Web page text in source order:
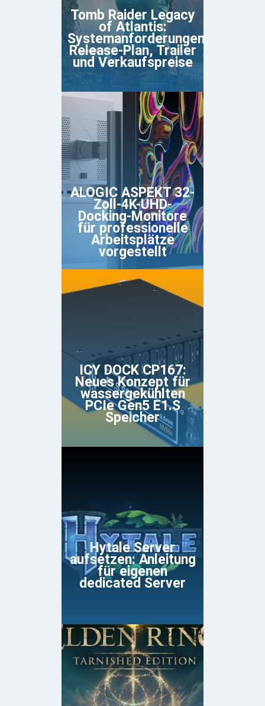
Tomb Raider Legacy
of Atlantis:
Systemanforderungen,
Release-Plan, Trailer
und Verkaufspreise
ALOGIC ASPEKT 32-
Zoll-4K-UHD-
Docking-Monitore
für professionelle
Arbeitsplätze
vorgestellt
ICY DOCK CP167:
Neues Konzept für
wassergekühlten
PCIe Gen5 E1.S
Speicher
Hytale Server
aufsetzen: Anleitung
für eigenen
dedicated Server